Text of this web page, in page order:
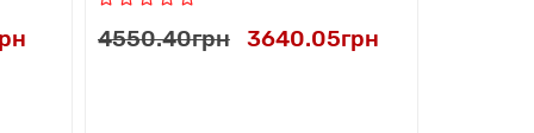
4550.40грн 3640.05грн